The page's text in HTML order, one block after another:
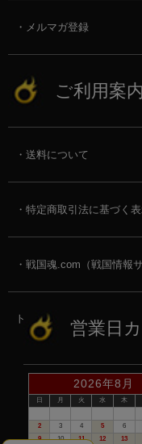
メルマガ登録
ご利用案内
送料について
特定商取引法に基づく
戦国魂.com（戦国情報
ト） 営業日
2026年8月
日 月 火 水 木
2
3 4 5 6
9
10 11 12 13